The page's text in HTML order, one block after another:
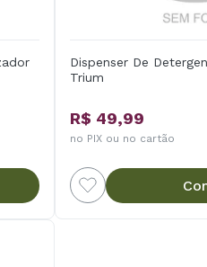
Dispenser De
Trium
R$ 49,99
no PIX ou no cartão